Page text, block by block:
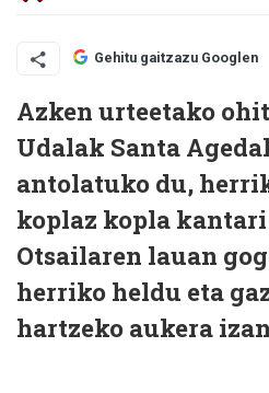
Gehitu gaitzazu Googlen
Azken urteetako
Udalak Santa
antolatuko du,
koplaz kopla
Otsailaren lauan
herriko heldu eta
hartzeko aukera